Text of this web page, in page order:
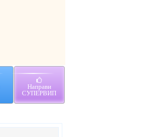
Направи
СУПЕРВИП